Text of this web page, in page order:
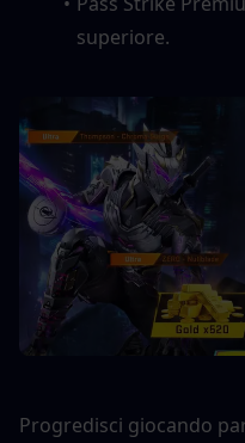
superiore.
Progredisci giocando